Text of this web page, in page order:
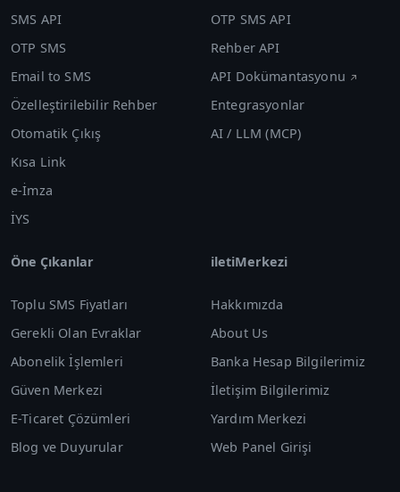
SMS API
OTP SMS
Email to SMS
Özelleştirilebilir Rehber
Otomatik Çıkış
Kısa Link
e-İmza
İYS
OTP SMS API
Rehber API
API Dokümantasyonu
Entegrasyonlar
AI / LLM (MCP)
Öne Çıkanlar
Toplu SMS Fiyatları
Gerekli Olan Evraklar
Abonelik İşlemleri
Güven Merkezi
E-Ticaret Çözümleri
Blog ve Duyurular
iletiMerkezi
Hakkımızda
About Us
Banka Hesap Bilgilerimiz
İletişim Bilgilerimiz
Yardım Merkezi
Web Panel Girişi